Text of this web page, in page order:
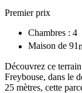
Premier prix
Chambres : 4
Maison de 91
Découvrez ce
Freybouse, dans le
25 mètres, cette